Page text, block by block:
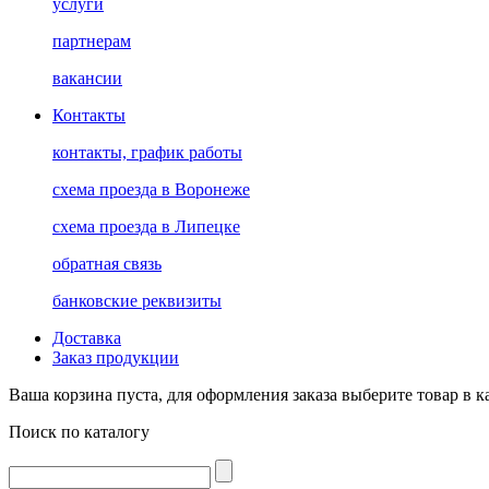
услуги
партнерам
вакансии
Контакты
контакты, график работы
схема проезда в Воронеже
схема проезда в Липецке
обратная связь
банковские реквизиты
Доставка
Заказ продукции
Ваша корзина пуста, для оформления заказа выберите товар в
Поиск по каталогу